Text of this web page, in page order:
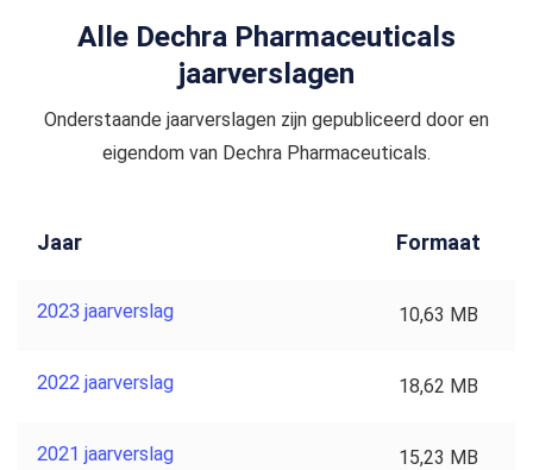
Alle Dechra Pharmaceuticals
jaarverslagen
Onderstaande jaarverslagen zijn gepubliceerd door en
eigendom van Dechra Pharmaceuticals.
Jaar Formaat
2023 jaarverslag 10,63 MB
2022 jaarverslag 18,62 MB
2021 jaarverslag 15,23 MB